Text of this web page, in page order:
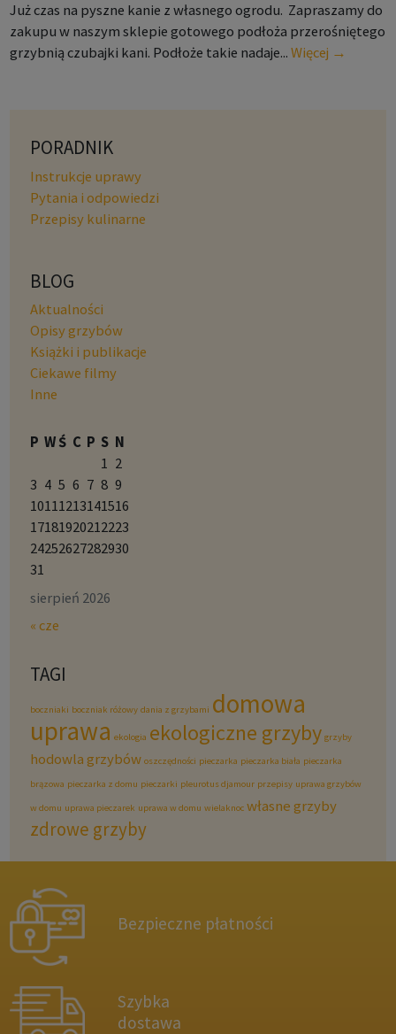
Już czas na pyszne kanie z własnego ogrodu. Zapraszamy do
zakupu w naszym sklepie gotowego podłoża przerośniętego
grzybnią czubajki kani. Podłoże takie nadaje...Więcej →
PORADNIK
Instrukcje uprawy
Pytania i odpowiedzi
Przepisy kulinarne
BLOG
Aktualności
Opisy grzybów
Książki i publikacje
Ciekawe filmy
Inne
sierpień 2026
P W Ś C P S N
1 2
3 4 5 6 7 8 9
10111213141516
17181920212223
24252627282930
31
« cze
TAGI
boczniaki boczniak różowy dania z grzybami domowa
uprawa ekologia ekologiczne grzyby grzyby
hodowla grzybów oszczędności pieczarka pieczarka biała pieczarka
brązowa pieczarka z domu pieczarki pleurotus djamour przepisy uprawa grzybów
w domu uprawa pieczarek uprawa w domu wielaknoc własne grzyby
zdrowe grzyby
Bezpieczne płatności
Szybka
dostawa